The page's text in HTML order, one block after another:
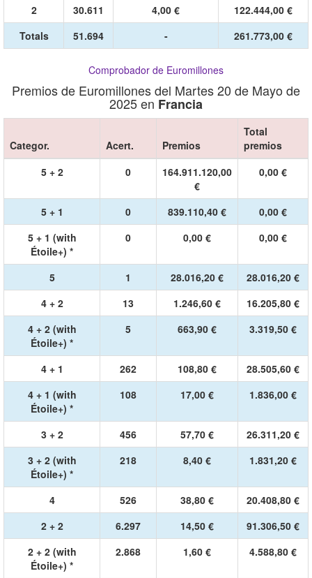
2
30.611 4,00 €
122.444,00 €
Totals
51.694 - 261.773,00 €
Comprobador de Euromillones
Premios de Euromillones del Martes 20 de Mayo de
2025 en Francia
Categor. Acert. Premios
Total
premios
5 + 2
0
164.911.120,00
€
0,00 €
5 + 1 0 839.110,40 €
0,00 €
5 + 1 (with
Étoile+) *
0 0,00 € 0,00 €
5 1 28.016,20 €
28.016,20 €
4 + 2
13 1.246,60 €
16.205,80 €
4 + 2 (with
Étoile+) *
5 663,90 € 3.319,50 €
4 + 1 262 108,80 €
28.505,60 €
4 + 1 (with
Étoile+) *
108 17,00 € 1.836,00 €
3 + 2 456 57,70 €
26.311,20 €
3 + 2 (with
Étoile+) *
218 8,40 € 1.831,20 €
4 526 38,80 €
20.408,80 €
2 + 2
6.297 14,50 €
91.306,50 €
2 + 2 (with
Étoile+) *
2.868 1,60 € 4.588,80 €